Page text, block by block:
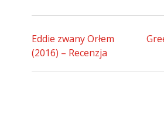
Eddie zwany Orłem
(2016) – Recenzja